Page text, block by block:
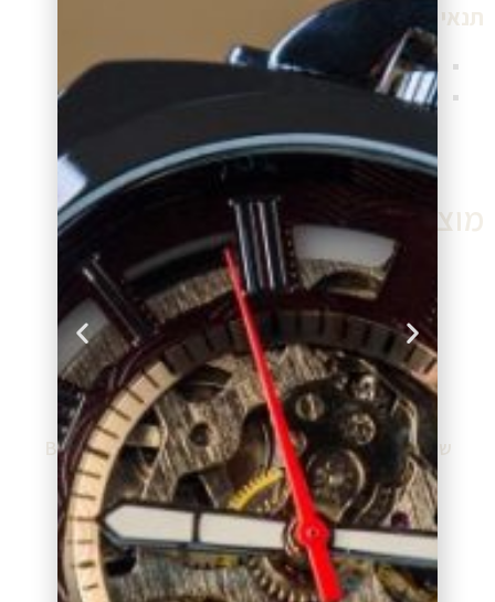
תנאי תשלום ומשלוח שעון:
תנאי תשלום גמישים (תשלומים ללא ריבית)
משלוח שעון מהיר לכל יעד בישראל
מוצרים דומים
שעון מותג בוס BOSS
BO1513808
₪799.00
הוספה לסל
שעון מותג בוס BOSS
BO1513440
₪799.00
הוספה לסל